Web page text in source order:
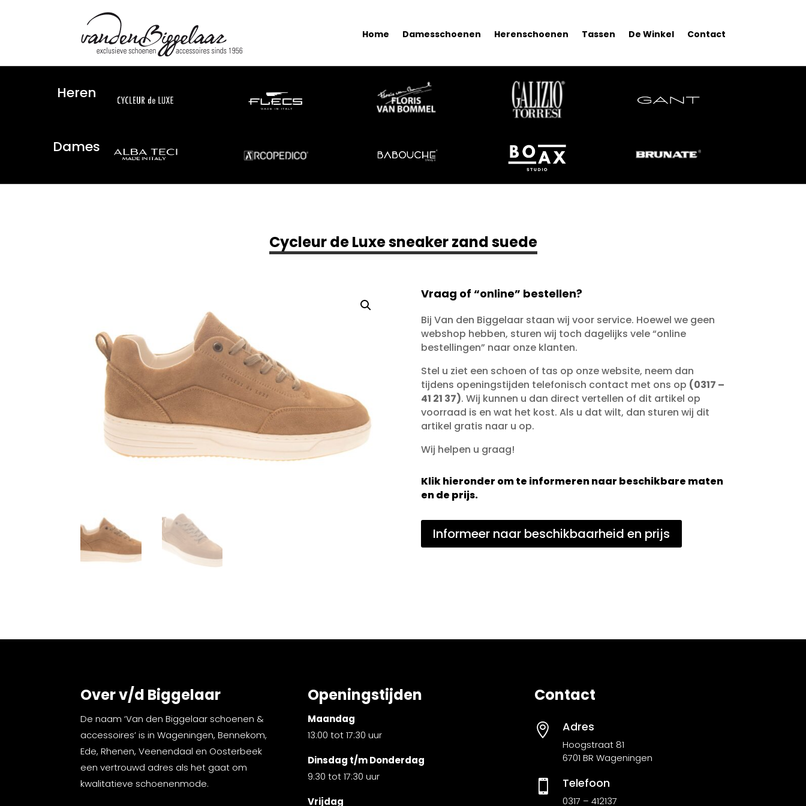
Home Damesschoenen Herenschoenen Tassen De Winkel Contact
Heren
Dames
Cycleur de Luxe sneaker zand suede
Vraag of “online” bestellen?
Bij Van den Biggelaar staan wij voor service. Hoewel we geen
webshop hebben, sturen wij toch dagelijks vele “online
bestellingen” naar onze klanten.
Stel u ziet een schoen of tas op onze website, neem dan
tijdens openingstijden telefonisch contact met ons op (0317 –
41 21 37). Wij kunnen u dan direct vertellen of dit artikel op
voorraad is en wat het kost. Als u dat wilt, dan sturen wij dit
artikel gratis naar u op.
Wij helpen u graag!
Klik hieronder om te informeren naar beschikbare maten
en de prijs.
Informeer naar beschikbaarheid en prijs
Over v/d Biggelaar
De naam ‘Van den Biggelaar schoenen &
accessoires’ is in Wageningen, Bennekom,
Ede, Rhenen, Veenendaal en Oosterbeek
een vertrouwd adres als het gaat om
kwalitatieve schoenenmode.
Openingstijden
Maandag
13:00 tot 17:30 uur
Dinsdag t/m Donderdag
9:30 tot 17:30 uur
Vrijdag
Contact
 Adres
Hoogstraat 81
6701 BR Wageningen
 Telefoon
0317 – 412137